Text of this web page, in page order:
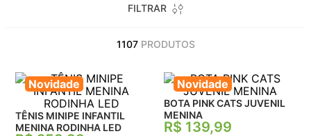
5º tenis
FILTRAR
1107 PRODUTOS
Novidade
TÊNIS MINIPE INFANTIL
MENINA RODINHA LED
Novidade
BOTA PINK CATS JUVENIL
MENINA
R$ 139,99